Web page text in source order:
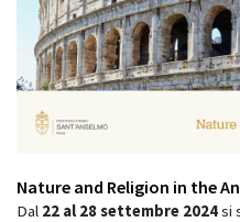
Nature and Religion in the
Dal 22 al 28 settembre 2024si